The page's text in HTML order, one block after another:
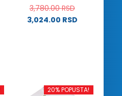
stranici
proizvoda.
3,780.00RSD
3,024.00 RSD
Opcije
20% POPUSTA!